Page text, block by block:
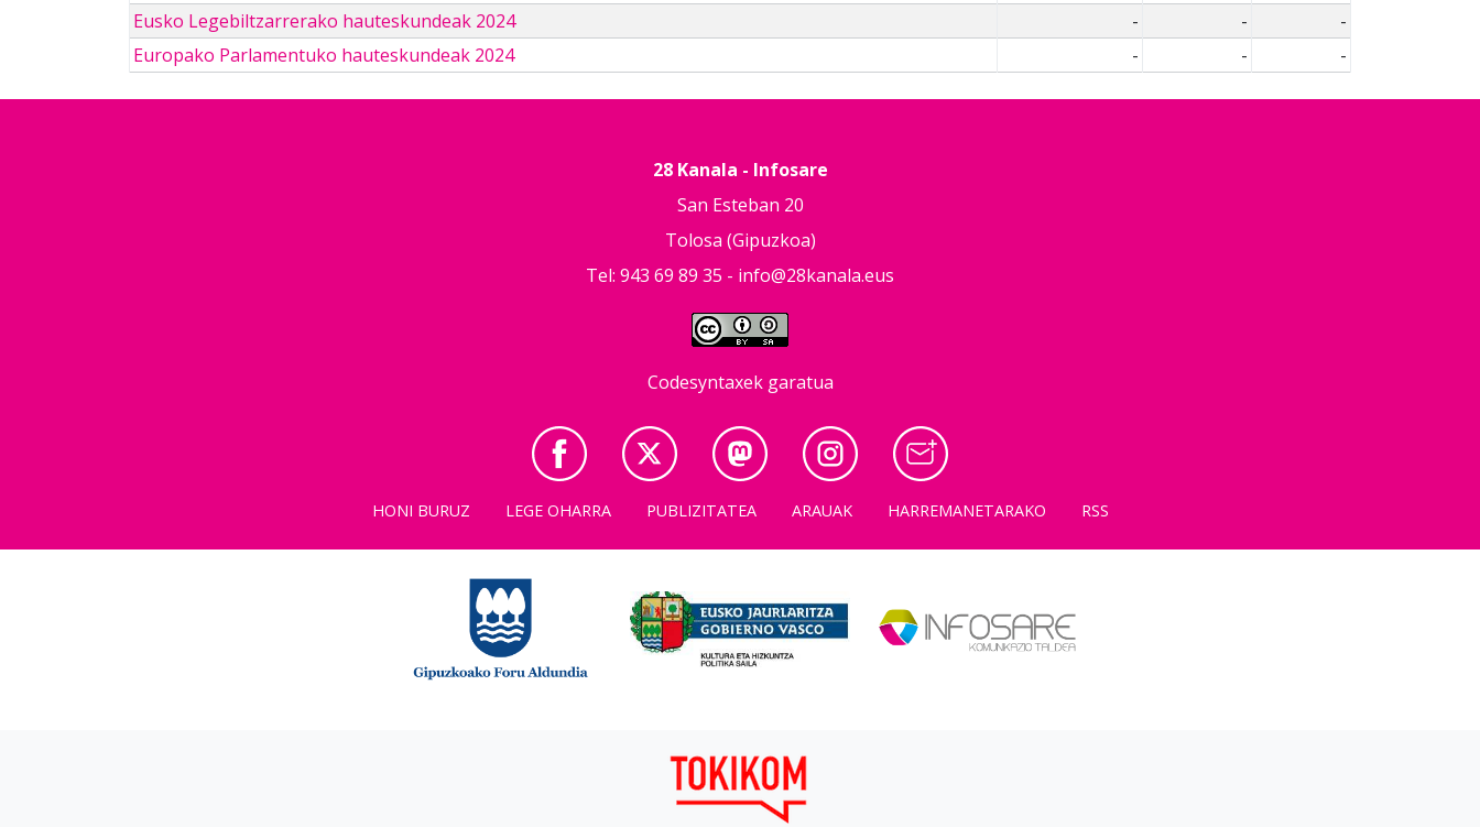
Eusko Legebiltzarrerako hauteskundeak 2024
- -
-
Europako Parlamentuko hauteskundeak 2024
- - -
28 Kanala - Infosare
San Esteban 20
Tolosa (Gipuzkoa)
Tel: 943 69 89 35 - info@28kanala.eus
Codesyntaxek garatua
HONI BURUZ LEGE OHARRA PUBLIZITATEA ARAUAK HARREMANETARAKO RSS